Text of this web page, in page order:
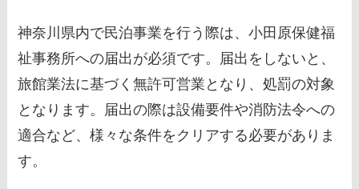
神奈川県内で民泊事業を行う際は、小田原保健福
祉事務所への届出が必須です。届出をしないと、
旅館業法に基づく無許可営業となり、処罰の対象
となります。届出の際は設備要件や消防法令への
適合など、様々な条件をクリアする必要がありま
す。